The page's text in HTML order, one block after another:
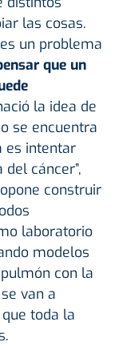
las cosas.
un problema
que un
la idea de
se encuentra
es intentar
cáncer”,
construir
laboratorio
modelos
con la
van a
toda la